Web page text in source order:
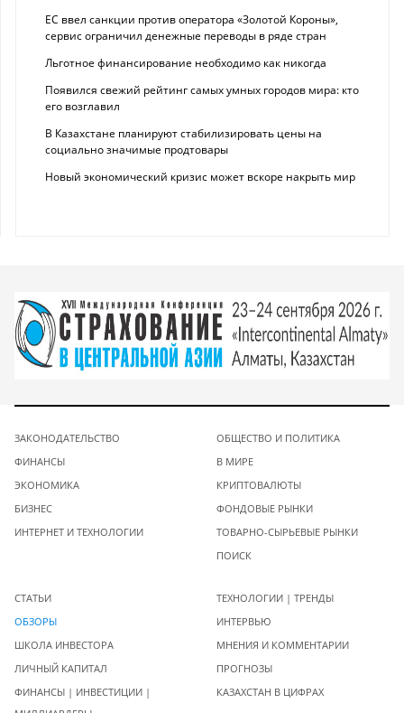
ЕС ввел санкции против оператора «Золотой Короны»,
сервис ограничил денежные переводы в ряде стран
Льготное финансирование необходимо как никогда
Появился свежий рейтинг самых умных городов мира: кто
его возглавил
В Казахстане планируют стабилизировать цены на
социально значимые продтовары
Новый экономический кризис может вскоре накрыть мир
ЗАКОНОДАТЕЛЬСТВО
ФИНАНСЫ
ЭКОНОМИКА
БИЗНЕС
ИНТЕРНЕТ И ТЕХНОЛОГИИ
ОБЩЕСТВО И ПОЛИТИКА
В МИРЕ
КРИПТОВАЛЮТЫ
ФОНДОВЫЕ РЫНКИ
ТОВАРНО-СЫРЬЕВЫЕ РЫНКИ
ПОИСК
СТАТЬИ
ОБЗОРЫ
ШКОЛА ИНВЕСТОРА
ЛИЧНЫЙ КАПИТАЛ
ФИНАНСЫ | ИНВЕСТИЦИИ |
ТЕХНОЛОГИИ | ТРЕНДЫ
ИНТЕРВЬЮ
МНЕНИЯ И КОММЕНТАРИИ
ПРОГНОЗЫ
КАЗАХСТАН В ЦИФРАХ